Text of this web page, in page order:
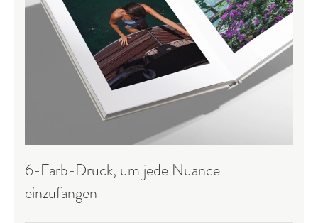
6-Farb-Druck, um jede Nuance
einzufangen